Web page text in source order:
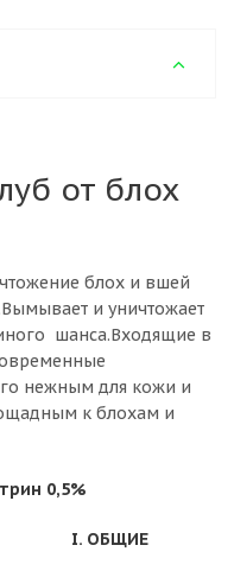
от блох
блох и вшей
и уничтожает
шанса.Входящие в
нежным для кожи и
к блохам и
0,5%